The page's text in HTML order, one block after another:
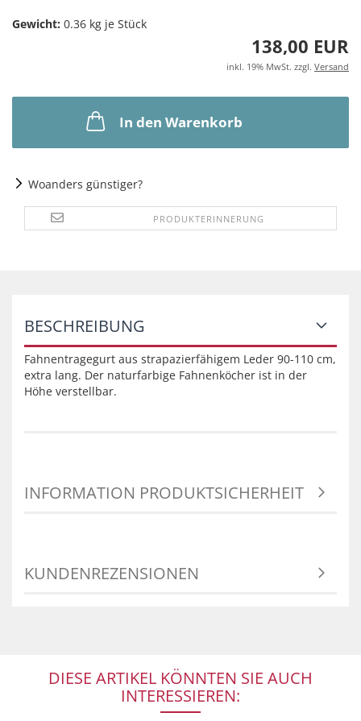
Gewicht: 0.36 kg je Stück
138,00 EUR
inkl. 19% MwSt. zzgl. Versand
In den Warenkorb
Woanders günstiger?
PRODUKTERINNERUNG
BESCHREIBUNG
Fahnentragegurt aus strapazierfähigem Leder 90-110 cm,
extra lang. Der naturfarbige Fahnenköcher ist in der
Höhe verstellbar.
INFORMATION PRODUKTSICHERHEIT
KUNDENREZENSIONEN
DIESE ARTIKEL KÖNNTEN SIE AUCH
INTERESSIEREN: